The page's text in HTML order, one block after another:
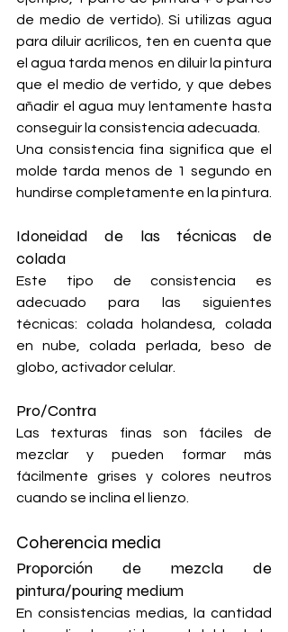
de medio de vertido). Si utilizas agua
para diluir acrílicos, ten en cuenta que
el agua tarda menos en diluir la pintura
que el medio de vertido, y que debes
añadir el agua muy lentamente hasta
conseguir la consistencia adecuada.
Una consistencia fina significa que el
molde tarda menos de 1 segundo en
hundirse completamente en la pintura.
Idoneidad de las técnicas de
colada
Este tipo de consistencia es
adecuado para las siguientes
técnicas: colada holandesa, colada
en nube, colada perlada, beso de
globo, activador celular.
Pro/Contra
Las texturas finas son fáciles de
mezclar y pueden formar más
fácilmente grises y colores neutros
cuando se inclina el lienzo.
Coherencia media
Proporción de mezcla de
pintura/pouring medium
En consistencias medias, la cantidad